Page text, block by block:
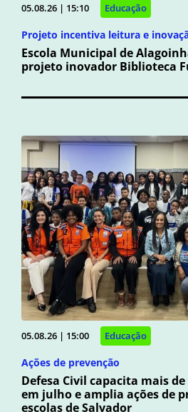
05.08.26 | 15:10 Educação
Projeto incentiva leitura e
Escola Municipal de
projeto inovador Biblioteca
05.08.26 | 15:00 Educação
Ações de prevenção
Defesa Civil capacita mais
em julho e amplia ações de
escolas de Salvador